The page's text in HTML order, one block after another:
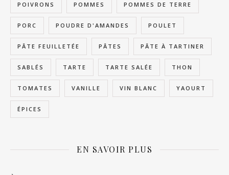
POIVRONS POMMES POMMES DE TERRE
PORC POUDRE D'AMANDES POULET
PÂTE FEUILLETÉE PÂTES PÂTE À TARTINER
SABLÉS TARTE TARTE SALÉE THON
TOMATES VANILLE VIN BLANC YAOURT
ÉPICES
EN SAVOIR PLUS